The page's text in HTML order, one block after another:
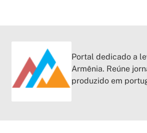
Portal dedicado a
Armênia. Reúne
produzido em